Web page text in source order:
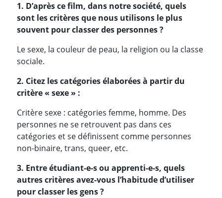
1. D’après ce film, dans notre société, quels
sont les critères que nous utilisons le plus
souvent pour classer des personnes ?
Le sexe, la couleur de peau, la religion ou la classe
sociale.
2. Citez les catégories élaborées à partir du
critère « sexe » :
Critère sexe : catégories femme, homme. Des
personnes ne se retrouvent pas dans ces
catégories et se définissent comme personnes
non-binaire, trans, queer, etc.
3. Entre étudiant-e-s ou apprenti-e-s, quels
autres critères avez-vous l’habitude d’utiliser
pour classer les gens ?